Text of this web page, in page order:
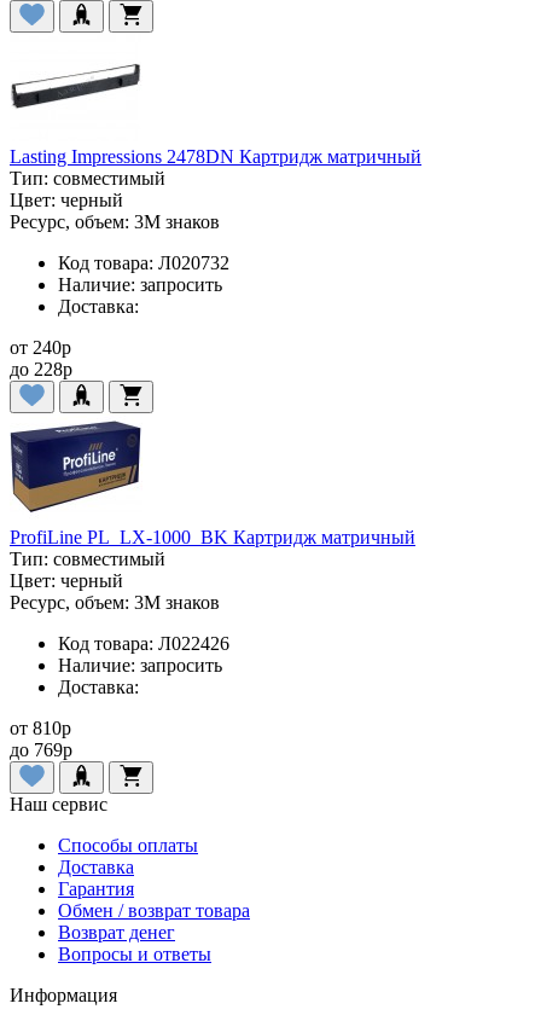
Lasting Impressions 2478DN Картридж матричный
Тип: совместимый
Цвет: черный
Ресурс, объем: 3M знаков
Код товара: Л020732
Наличие: запросить
Доставка:
от 240p
до 228p
ProfiLine PL_LX-1000_BK Картридж матричный
Тип: совместимый
Цвет: черный
Ресурс, объем: 3M знаков
Код товара: Л022426
Наличие: запросить
Доставка:
от 810p
до 769p
Наш сервис
Способы оплаты
Доставка
Гарантия
Обмен / возврат товара
Возврат денег
Вопросы и ответы
Информация